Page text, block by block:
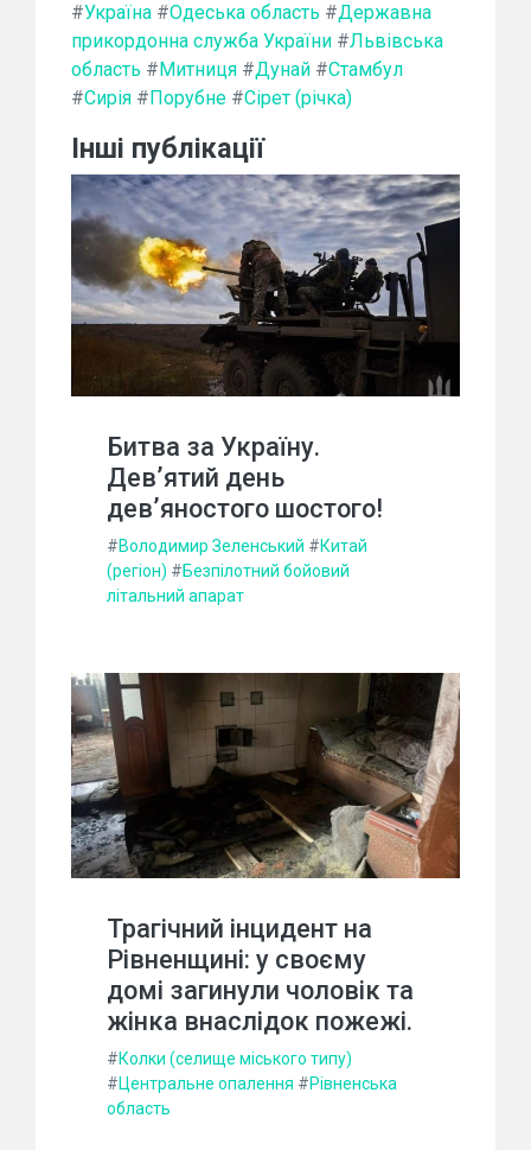
#Україна #Одеська область #Державна
прикордонна служба України #Львівська
область #Митниця #Дунай #Стамбул
#Сирія #Порубне #Сірет (річка)
Інші публікації
Битва за Україну.
Дев’ятий день
дев’яностого шостого!
#Володимир Зеленський #Китай
(регіон) #Безпілотний бойовий
літальний апарат
Трагічний інцидент на
Рівненщині: у своєму
домі загинули чоловік та
жінка внаслідок пожежі.
#Колки (селище міського типу)
#Центральне опалення #Рівненська
область